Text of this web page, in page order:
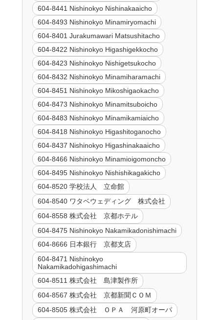
604-8441 Nishinokyo Nishinakaaicho
604-8493 Nishinokyo Minamiryomachi
604-8401 Jurakumawari Matsushitacho
604-8422 Nishinokyo Higashigekkocho
604-8423 Nishinokyo Nishigetsukocho
604-8432 Nishinokyo Minamiharamachi
604-8451 Nishinokyo Mikoshigaokacho
604-8473 Nishinokyo Minamitsuboicho
604-8483 Nishinokyo Minamikamiaicho
604-8418 Nishinokyo Higashitoganocho
604-8437 Nishinokyo Higashinakaaicho
604-8466 Nishinokyo Minamioigomoncho
604-8495 Nishinokyo Nishishikagakicho
604-8520 学校法人 立命館
604-8540 ワタベウェディング 株式会社
604-8558 株式会社 京都ホテル
604-8475 Nishinokyo Nakamikadonishimachi
604-8666 日本銀行 京都支店
604-8471 Nishinokyo
Nakamikadohigashimachi
604-8511 株式会社 島津製作所
604-8567 株式会社 京都新聞ＣＯＭ
604-8505 株式会社 ＯＰＡ 河原町オーパ